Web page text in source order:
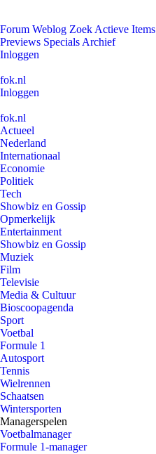
Forum Weblog Zoek Actieve Items
Previews Specials Archief
Inloggen
fok.nl
Inloggen
fok.nl
Actueel
Nederland
Internationaal
Economie
Politiek
Tech
Showbiz en Gossip
Opmerkelijk
Entertainment
Showbiz en Gossip
Muziek
Film
Televisie
Media & Cultuur
Bioscoopagenda
Sport
Voetbal
Formule 1
Autosport
Tennis
Wielrennen
Schaatsen
Wintersporten
Managerspelen
Voetbalmanager
Formule 1-manager